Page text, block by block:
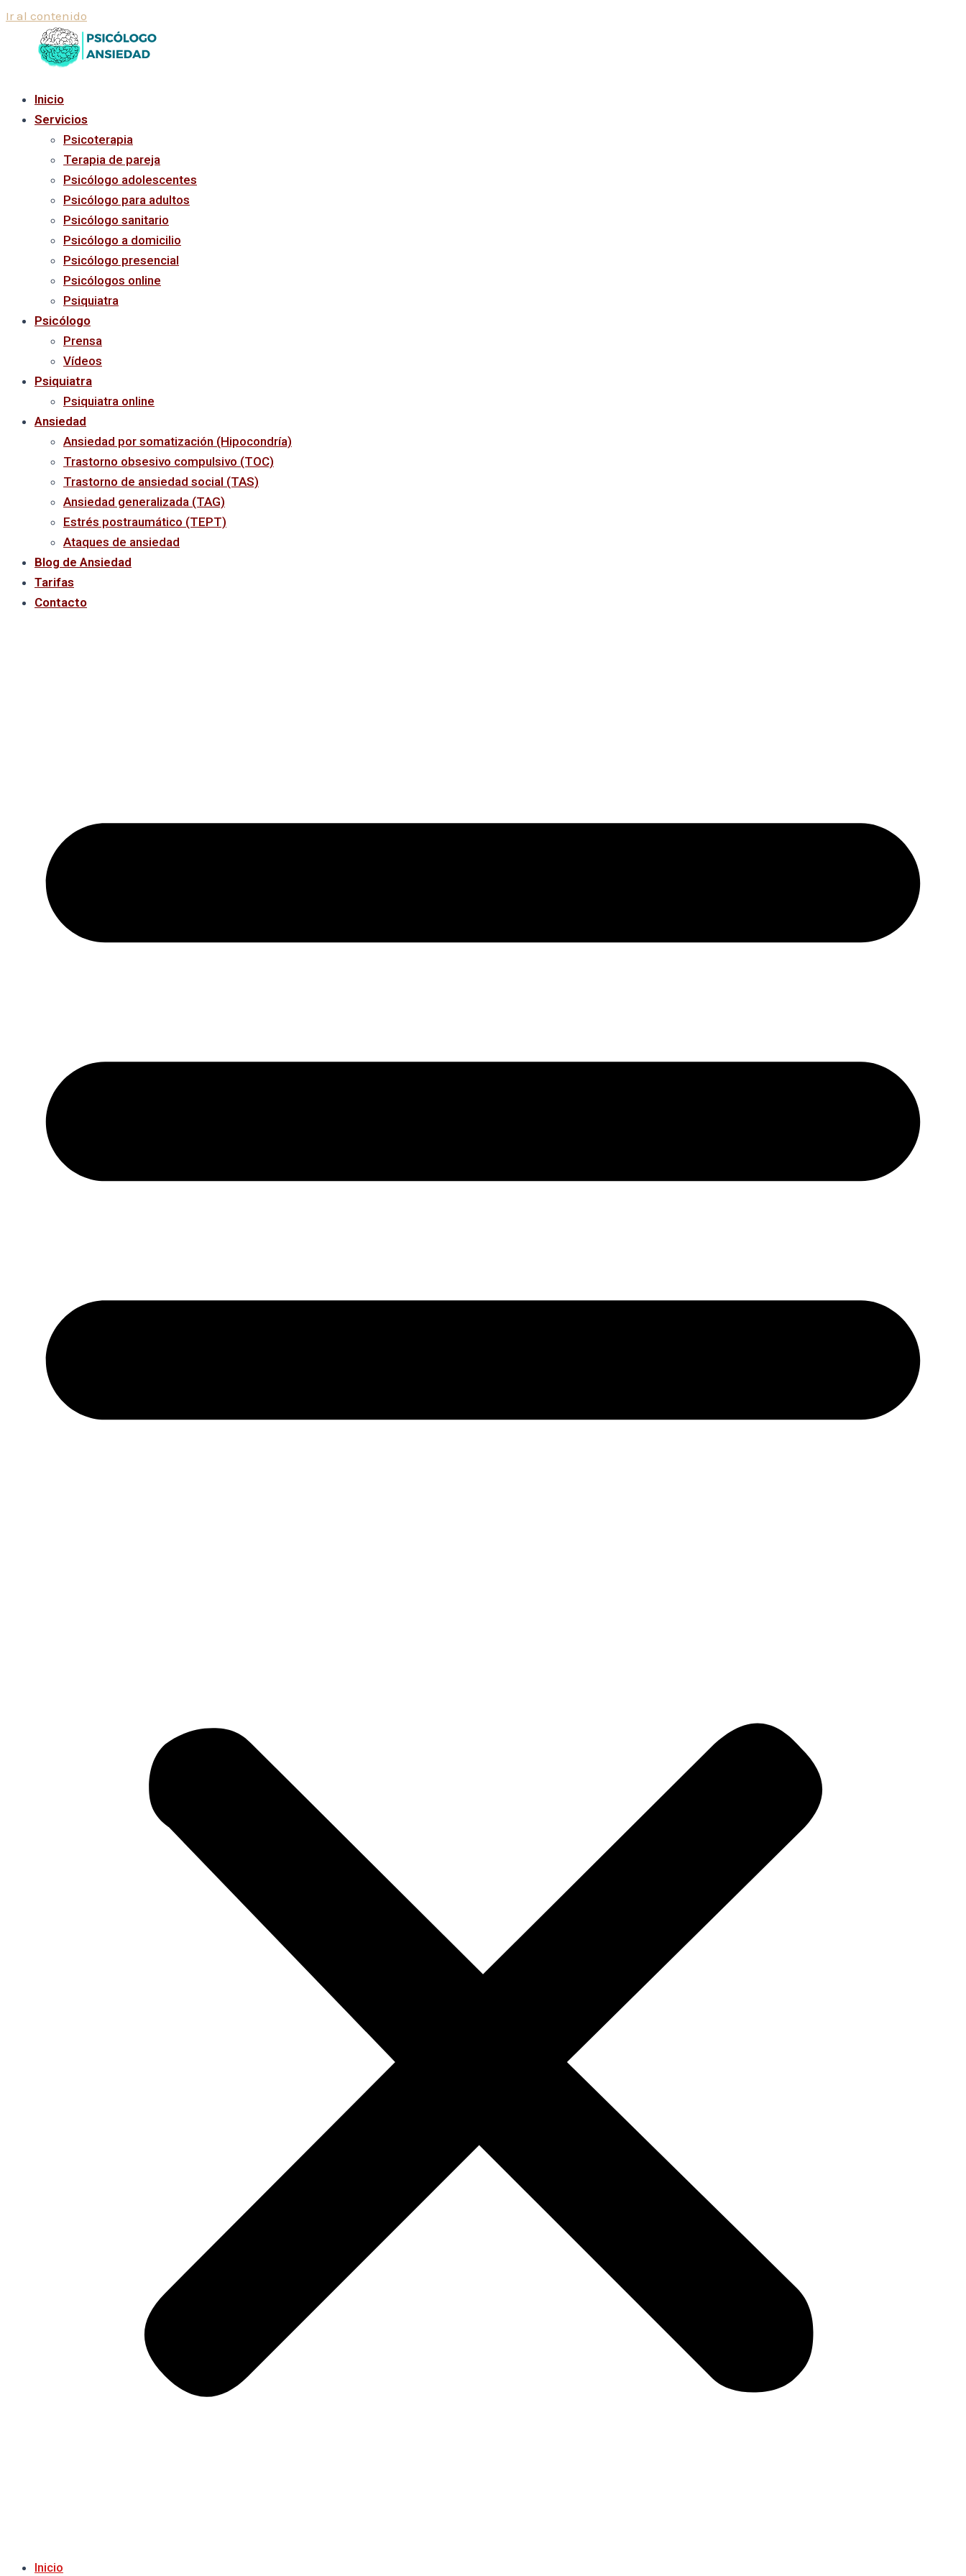
Ir al contenido
Inicio
Servicios
Psicoterapia
Terapia de pareja
Psicólogo adolescentes
Psicólogo para adultos
Psicólogo sanitario
Psicólogo a domicilio
Psicólogo presencial
Psicólogos online
Psiquiatra
Psicólogo
Prensa
Vídeos
Psiquiatra
Psiquiatra online
Ansiedad
Ansiedad por somatización (Hipocondría)
Trastorno obsesivo compulsivo (TOC)
Trastorno de ansiedad social (TAS)
Ansiedad generalizada (TAG)
Estrés postraumático (TEPT)
Ataques de ansiedad
Blog de Ansiedad
Tarifas
Contacto
Inicio